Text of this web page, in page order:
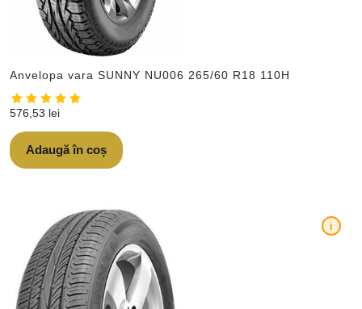
Anvelopa vara SUNNY NU006 265/60 R18 110H
576,53 lei
Adaugă în coș
i